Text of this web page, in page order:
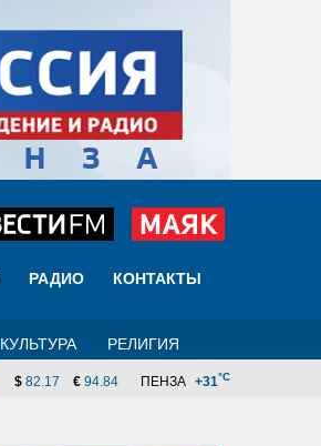
РАДИО КОНТАКТЫ
КУЛЬТУРА РЕЛИГИЯ
ПЕНЗА +31°C
$ 82.17 € 94.84